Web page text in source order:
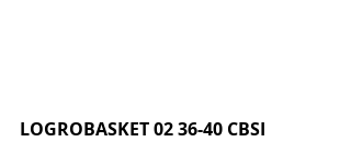
LOGROBASKET 02 36-40 CBSI